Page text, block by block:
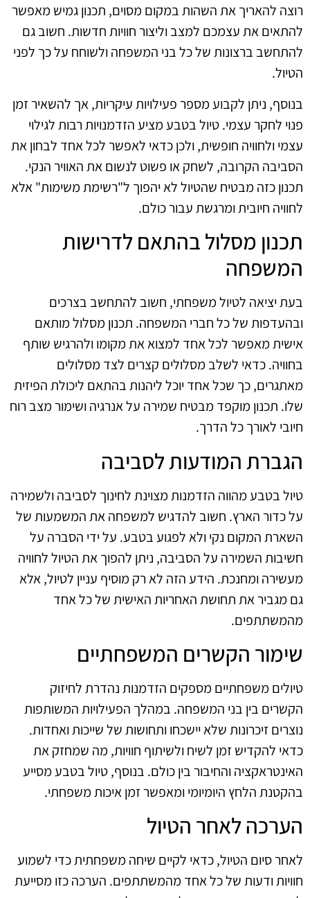
רוצה להאריך את השהות במקום מסוים, תכנון גמיש מאפשר
להתאים את עצמכם למצב וליצור חוויות חדשות. חשוב גם
להתחשב ברצונות של כל בני המשפחה ולשוחח על כך לפני
הטיול.
בנוסף, ניתן לקבוע מספר פעילויות עיקריות, אך להשאיר זמן
פנוי לחקר עצמי. טיול בטבע מציע הזדמנויות רבות לגילוי
עצמי ולחוויה חופשית, ולכן כדאי לאפשר לכל אחד לבחון את
הסביבה הקרובה, לשחק או פשוט לנשום את האוויר הנקי.
תכנון כזה מבטיח שהטיול לא יהפוך ל"רשימת משימות" אלא
לחוויה חיובית ומרגשת עבור כולם.
תכנון מסלול בהתאם לדרישות
המשפחה
בעת יציאה לטיול משפחתי, חשוב להתחשב בצרכים
ובהעדפות של כל חברי המשפחה. תכנון מסלול מותאם
אישית מאפשר לכל אחד למצוא את מקומו ולהרגיש שותף
בחוויה. כדאי לשלב מסלולים קצרים לצד מסלולים
מאתגרים, כך שכל אחד יוכל ליהנות בהתאם ליכולת הפיזית
שלו. תכנון מוקפד מבטיח שמירה על אנרגיה ושימור מצב רוח
חיובי לאורך כל הדרך.
הגברת המודעות לסביבה
טיול בטבע מהווה הזדמנות מצוינת לחינוך לסביבה ולשמירה
על כדור הארץ. חשוב להדגיש למשפחה את המשמעות של
השארת המקום נקי ולא לפגוע בטבע. על ידי הסברה על
חשיבות השמירה על הסביבה, ניתן להפוך את הטיול לחוויה
מעשירה ומחנכת. הידע הזה לא רק מוסיף עניין לטיול, אלא
גם מגביר את תחושת האחריות האישית של כל אחד
מהמשתתפים.
שימור הקשרים המשפחתיים
טיולים משפחתיים מספקים הזדמנות נהדרת לחיזוק
הקשרים בין בני המשפחה. במהלך הפעילויות המשותפות
נוצרים זיכרונות שלא יישכחו ותחושות של שייכות ואחדות.
כדאי להקדיש זמן לשיח ולשיתוף חוויות, מה שמחזק את
האינטראקציה והחיבור בין כולם. בנוסף, טיול בטבע מסייע
בהקטנת הלחץ היומיומי ומאפשר זמן איכות משפחתי.
הערכה לאחר הטיול
לאחר סיום הטיול, כדאי לקיים שיחה משפחתית כדי לשמוע
חוויות ודעות של כל אחד מהמשתתפים. הערכה כזו מסייעת